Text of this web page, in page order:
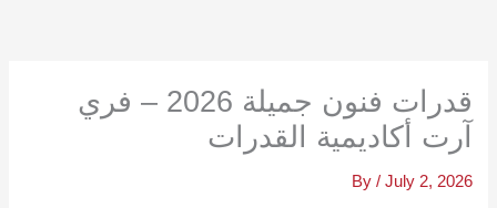
قدرات فنون جميلة 2026 – فري
آرت أكاديمية القدرات
By / July 2, 2026